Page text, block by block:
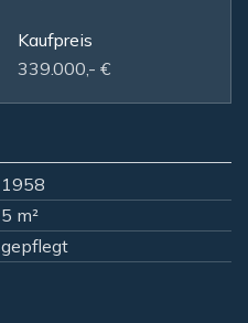
Kaufpreis
339.000,- €
1958
5 m²
gepflegt